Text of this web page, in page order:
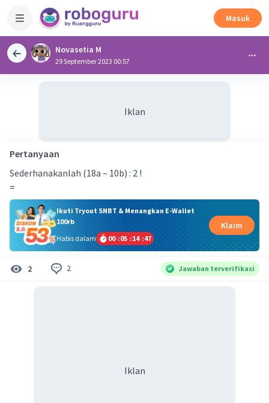
Masuk
Novasetia M
29 September 2023 00:57
Iklan
Pertanyaan
Sederhanakanlah (18a – 10b) : 2 !
=
Ikuti Tryout SNBT & Menangkan E-Wallet
100rb
Habis dalam
00 :05 :14 :47
Klaim
2 2 Jawaban terverifikasi
Iklan